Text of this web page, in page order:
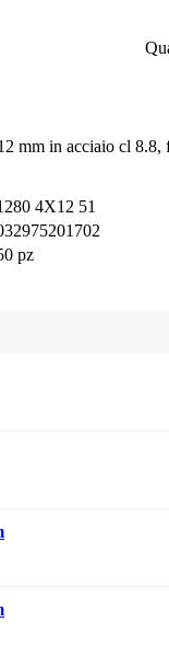
mm in acciaio cl
4X12 51
pz